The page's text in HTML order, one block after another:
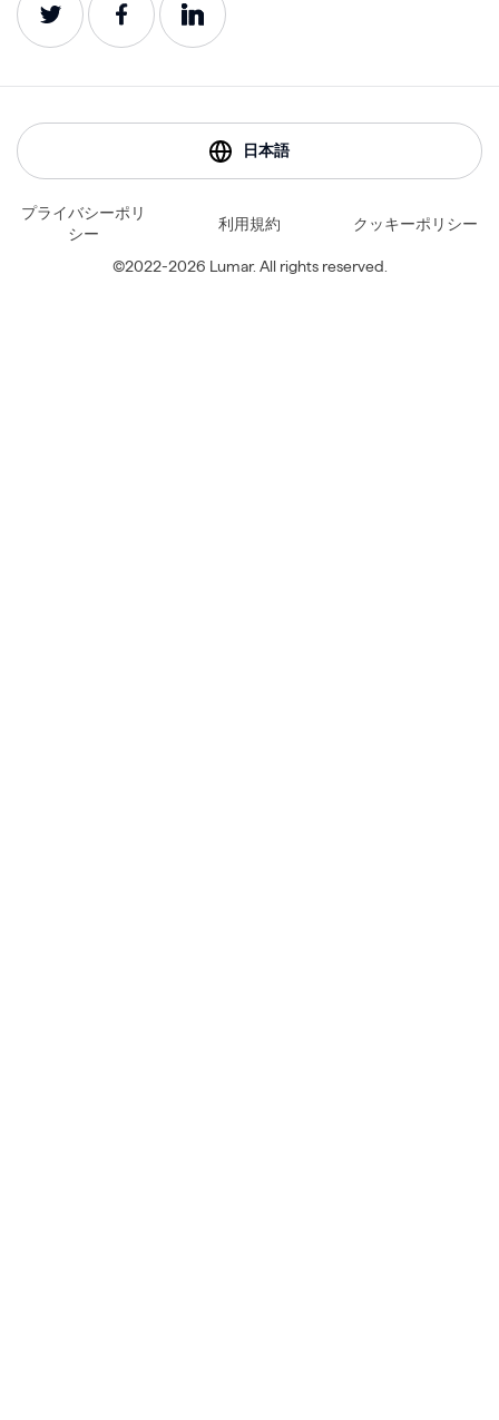
日本語
プライバシーポリ
シー
利用規約 クッキーポリシー
©2022-2026 Lumar. All rights reserved.